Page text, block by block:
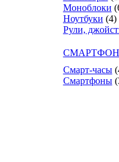
Моноблоки
Ноутбуки (4)
Рули,
Смарт-часы
Смартфоны